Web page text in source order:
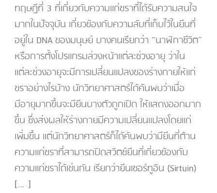
ทฤษฎีที่ 3 ที่เกี่ยวกับความแก่ชราที่ได้รับความสนใจ
มากในปัจจุบัน เกี่ยวข้องกับความลับที่เก็บไว้ในยีนที่
อยู่ใน DNA ของมนุษย์ บางคนเรียกว่า “นาฬิกาชีวิต”
หรือการตั้งโปรแกรมล่วงหน้าแต่ละช่วงอายุ ว่าใน
แต่ละช่วงอายุจะมีการเปลี่ยนแปลงของร่างกายให้แก่
ชราอย่างไรบ้าง นักวิทยาศาสตร์ได้ค้นพบว่าเมื่อ
มีอายุมากขึ้นจะมียีนบางตัวถูกเปิด ให้แสดงออกมาก
ขึ้น ซึ่งส่งผลให้ร่างกายมีความเปลี่ยนแปลงโดยแก่
เพิ่มขึ้น แต่นักวิทยาศาสตร์ก็ได้ค้นพบว่ามียีนที่ต้าน
ความแก่ชราที่สามารถปิดสวิตช์ยีนที่เกี่ยวข้องกับ
ความแก่ชราได้เช่นกัน เรียกว่ายีนเซอร์ทูอิน (Sirtuin)
[…]